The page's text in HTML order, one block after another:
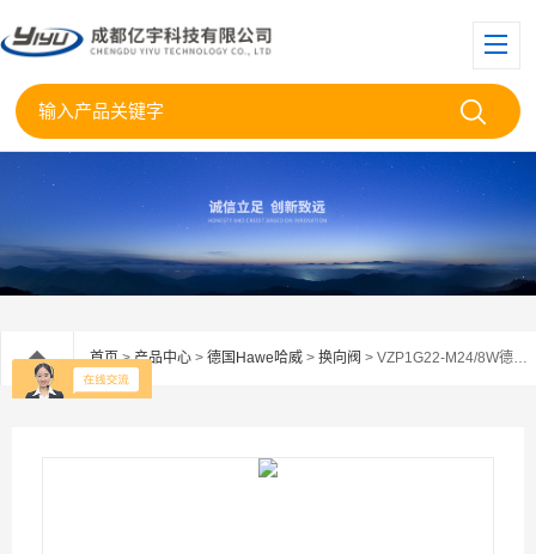
首页>产品中心 > 德国Hawe哈威 > 换向阀 > VZP1G22-M24/8W德国HAWE哈威VZP1截止式换向阀VZP1G22-M24